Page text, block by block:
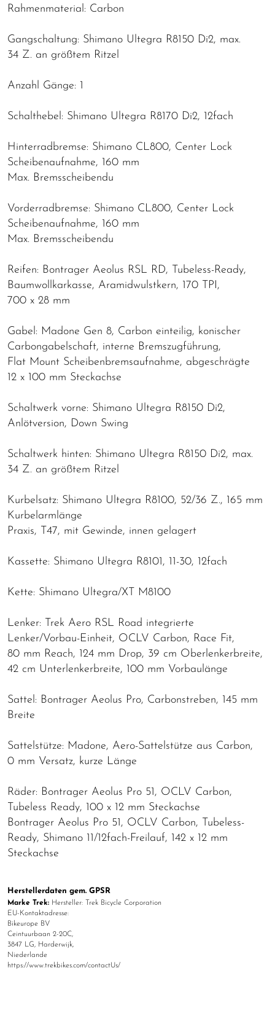
Rahmenmaterial: Carbon
Gangschaltung: Shimano Ultegra R8150 Di2, max.
34 Z. an größtem Ritzel
Anzahl Gänge: 1
Schalthebel: Shimano Ultegra R8170 Di2, 12fach
Hinterradbremse: Shimano CL800, Center Lock
Scheibenaufnahme, 160 mm
Max. Bremsscheibendu
Vorderradbremse: Shimano CL800, Center Lock
Scheibenaufnahme, 160 mm
Max. Bremsscheibendu
Reifen: Bontrager Aeolus RSL RD, Tubeless-Ready,
Baumwollkarkasse, Aramidwulstkern, 170 TPI,
700 x 28 mm
Gabel: Madone Gen 8, Carbon einteilig, konischer
Carbongabelschaft, interne Bremszugführung,
Flat Mount Scheibenbremsaufnahme, abgeschrägte
12 x 100 mm Steckachse
Schaltwerk vorne: Shimano Ultegra R8150 Di2,
Anlötversion, Down Swing
Schaltwerk hinten: Shimano Ultegra R8150 Di2, max.
34 Z. an größtem Ritzel
Kurbelsatz: Shimano Ultegra R8100, 52/36 Z., 165 mm
Kurbelarmlänge
Praxis, T47, mit Gewinde, innen gelagert
Kassette: Shimano Ultegra R8101, 11-30, 12fach
Kette: Shimano Ultegra/XT M8100
Lenker: Trek Aero RSL Road integrierte
Lenker/Vorbau-Einheit, OCLV Carbon, Race Fit,
80 mm Reach, 124 mm Drop, 39 cm Oberlenkerbreite,
42 cm Unterlenkerbreite, 100 mm Vorbaulänge
Sattel: Bontrager Aeolus Pro, Carbonstreben, 145 mm
Breite
Sattelstütze: Madone, Aero-Sattelstütze aus Carbon,
0 mm Versatz, kurze Länge
Räder: Bontrager Aeolus Pro 51, OCLV Carbon,
Tubeless Ready, 100 x 12 mm Steckachse
Bontrager Aeolus Pro 51, OCLV Carbon, Tubeless-
Ready, Shimano 11/12fach-Freilauf, 142 x 12 mm
Steckachse
Herstellerdaten gem. GPSR
Marke Trek: Hersteller: Trek Bicycle Corporation
EU-Kontaktadresse:
Bikeurope BV
Ceintuurbaan 2-20C,
3847 LG, Harderwijk,
Niederlande
https://www.trekbikes.com/contactUs/